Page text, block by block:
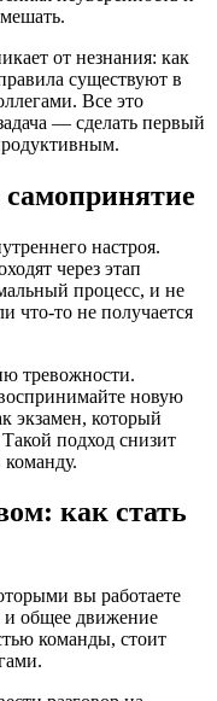
от незнания: как
существуют в
Все это
— сделать первый
настроя.
через этап
процесс, и не
что-то не получается
тревожности.
новую
экзамен, который
подход снизит
как стать
вы работаете
общее движение
команды, стоит